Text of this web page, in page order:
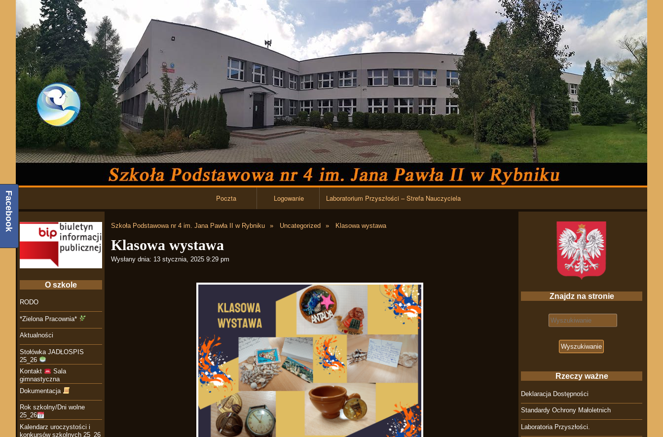
Przejdź do zawartości
Poczta Logowanie Laboratorium Przyszłości – Strefa Nauczyciela
Szkoła Podstawowa nr 4 im. Jana Pawła II w Rybniku Uncategorized Klasowa wystawa
Klasowa wystawa
Wysłany dnia: 13 stycznia, 2025 9:29 pm
Znajdz na stronie
Search for:
Rzeczy ważne
Deklaracja Dostępności
Standardy Ochrony Małoletnich
Laboratoria Przyszłości.
O szkole
RODO
*Zielona Pracownia*
Aktualności
Stołówka JADŁOSPIS
25_26
Kontakt
Sala
gimnastyczna
Dokumentacja
Rok szkolny/Dni wolne
25_26
Kalendarz uroczystości i
konkursów szkolnych 25_26
Facebook